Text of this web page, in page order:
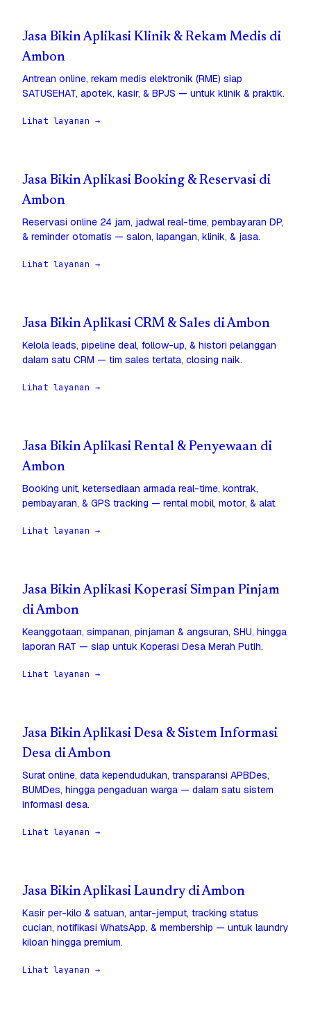
Jasa Bikin Aplikasi Klinik & Rekam Medis di
Ambon
Antrean online, rekam medis elektronik (RME) siap
SATUSEHAT, apotek, kasir, & BPJS — untuk klinik & praktik.
Lihat layanan →
Jasa Bikin Aplikasi Booking & Reservasi di
Ambon
Reservasi online 24 jam, jadwal real-time, pembayaran DP,
& reminder otomatis — salon, lapangan, klinik, & jasa.
Lihat layanan →
Jasa Bikin Aplikasi CRM & Sales di Ambon
Kelola leads, pipeline deal, follow-up, & histori pelanggan
dalam satu CRM — tim sales tertata, closing naik.
Lihat layanan →
Jasa Bikin Aplikasi Rental & Penyewaan di
Ambon
Booking unit, ketersediaan armada real-time, kontrak,
pembayaran, & GPS tracking — rental mobil, motor, & alat.
Lihat layanan →
Jasa Bikin Aplikasi Koperasi Simpan Pinjam
di Ambon
Keanggotaan, simpanan, pinjaman & angsuran, SHU, hingga
laporan RAT — siap untuk Koperasi Desa Merah Putih.
Lihat layanan →
Jasa Bikin Aplikasi Desa & Sistem Informasi
Desa di Ambon
Surat online, data kependudukan, transparansi APBDes,
BUMDes, hingga pengaduan warga — dalam satu sistem
informasi desa.
Lihat layanan →
Jasa Bikin Aplikasi Laundry di Ambon
Kasir per-kilo & satuan, antar-jemput, tracking status
cucian, notifikasi WhatsApp, & membership — untuk laundry
kiloan hingga premium.
Lihat layanan →